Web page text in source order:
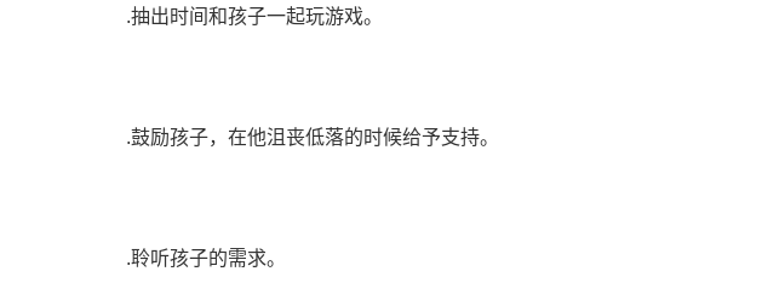
.抽出时间和孩子一起玩游戏。
.鼓励孩子，在他沮丧低落的时候给予支持。
.聆听孩子的需求。